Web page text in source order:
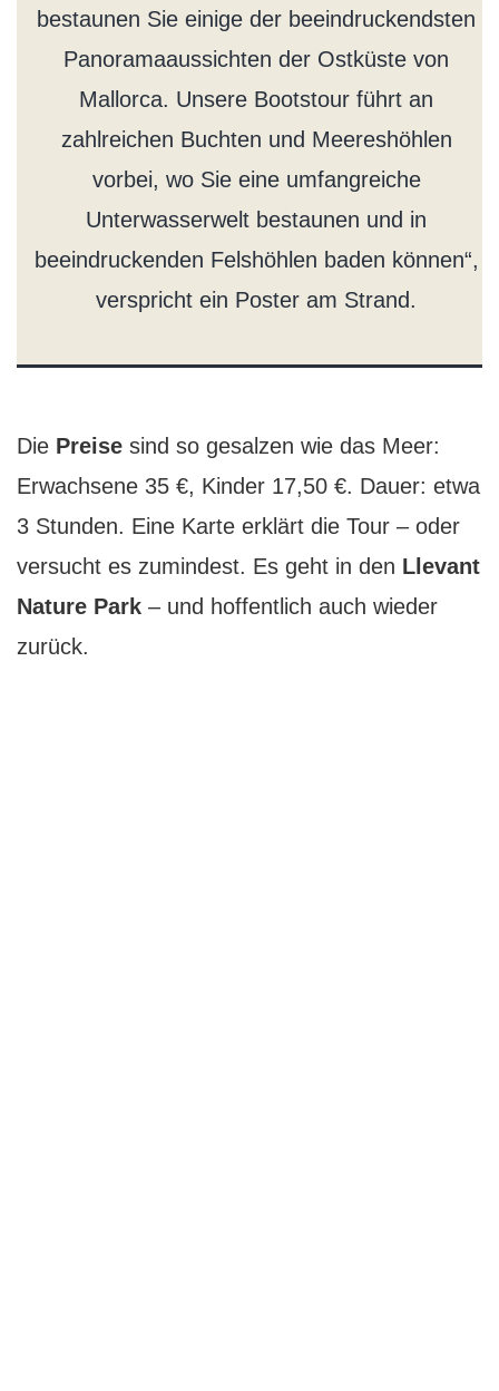
bestaunen Sie einige der beeindruckendsten
Panoramaaussichten der Ostküste von
Mallorca. Unsere Bootstour führt an
zahlreichen Buchten und Meereshöhlen
vorbei, wo Sie eine umfangreiche
Unterwasserwelt bestaunen und in
beeindruckenden Felshöhlen baden können“,
verspricht ein Poster am Strand.
Die Preise sind so gesalzen wie das Meer:
Erwachsene 35 €, Kinder 17,50 €. Dauer: etwa
3 Stunden. Eine Karte erklärt die Tour – oder
versucht es zumindest. Es geht in den Llevant
Nature Park – und hoffentlich auch wieder
zurück.